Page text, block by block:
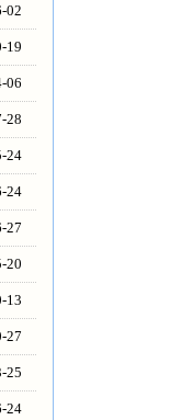
02
19
06
28
24
24
27
20
13
27
25
24